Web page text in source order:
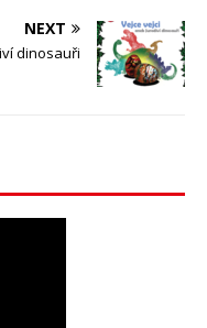
NEXT
dinosauři